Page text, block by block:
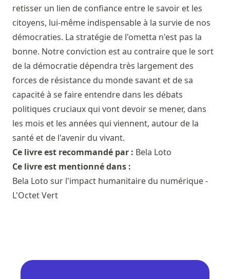
retisser un lien de confiance entre le savoir et les
citoyens, lui-même indispensable à la survie de nos
démocraties. La stratégie de l'ometta n'est pas la
bonne. Notre conviction est au contraire que le sort
de la démocratie dépendra très largement des
forces de résistance du monde savant et de sa
capacité à se faire entendre dans les débats
politiques cruciaux qui vont devoir se mener, dans
les mois et les années qui viennent, autour de la
santé et de l'avenir du vivant.
Ce livre est recommandé par : Bela Loto
Ce livre est mentionné dans :
Bela Loto sur l'impact humanitaire du numérique -
L'Octet Vert